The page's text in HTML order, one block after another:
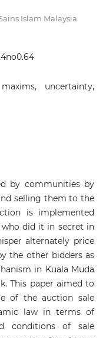
Islam Malaysia
uncertainty,
by communities by
selling them to the
is implemented
did it in secret in
alternately price
the other bidders as
in Kuala Muda
This paper aimed to
of the auction sale
law in terms of
conditions of sale